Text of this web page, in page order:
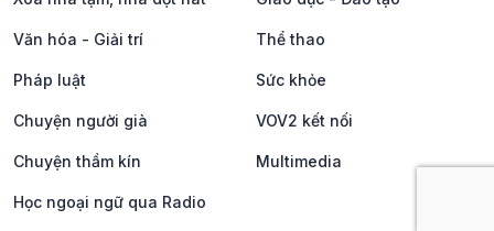
Văn hóa - Giải trí Thể thao
Pháp luật Sức khỏe
Chuyện người già VOV2 kết nối
Chuyện thầm kín Multimedia
Học ngoại ngữ qua Radio